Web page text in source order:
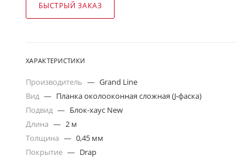
БЫСТРЫЙ ЗАКАЗ
ХАРАКТЕРИСТИКИ
Производитель — Grand Line
Вид — Планка околооконная сложная (J-фаска)
Подвид — Блок-хаус New
Длина — 2 м
Толщина — 0,45 мм
Покрытие — Drap